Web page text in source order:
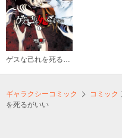
ギャラクシーコミック コミック
を死るがいい